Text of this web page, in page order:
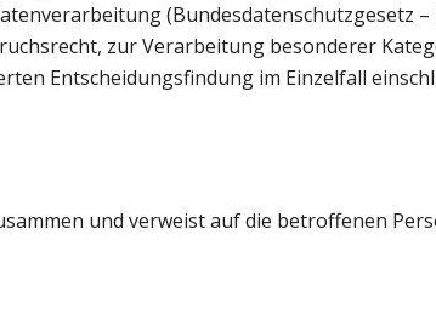
(Bundesdatenschutzgesetz –
zur Verarbeitung besonderer
Entscheidungsfindung im Einzelfall
und verweist auf die betroffenen